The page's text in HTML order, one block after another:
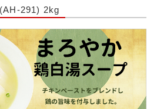
291) 2kg